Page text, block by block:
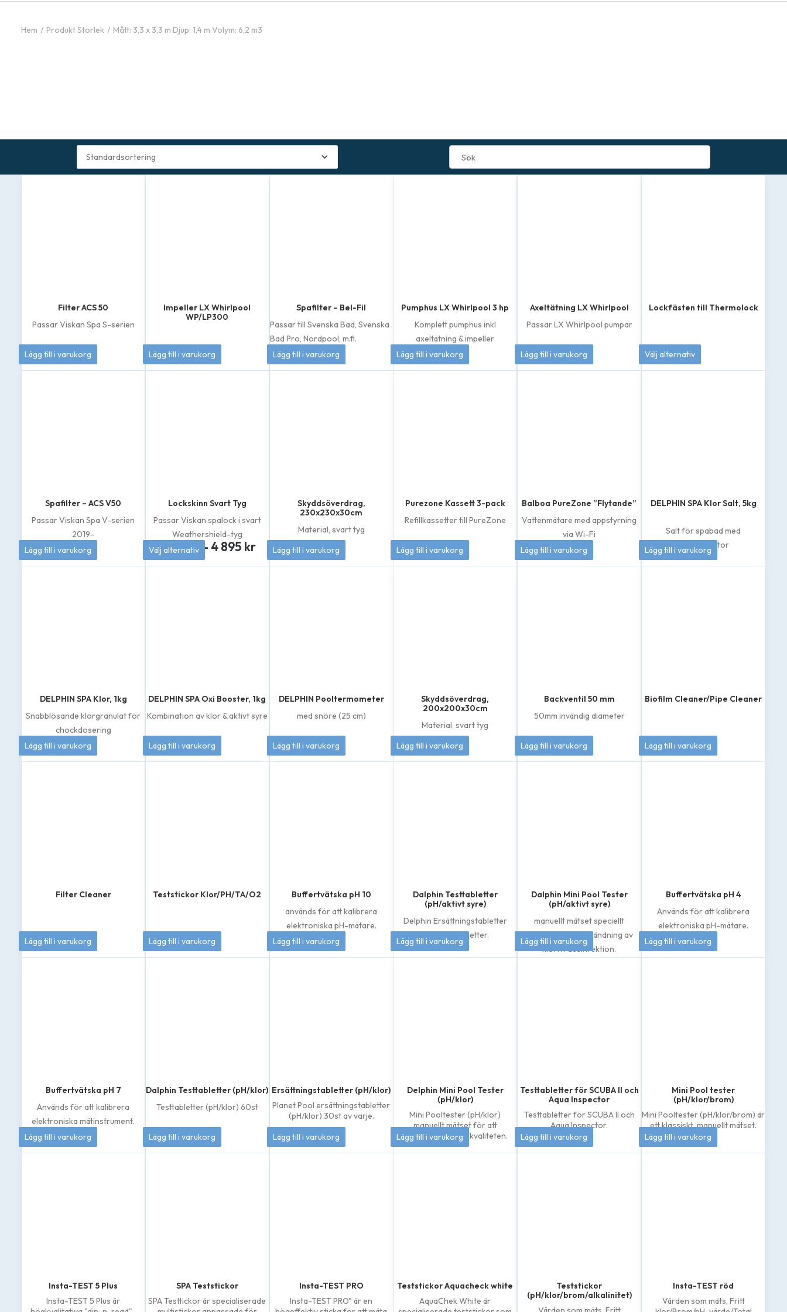
Hem Produkt Storlek Mått: 3,3 x 3,3 m Djup: 1,4 m Volym: 6,2 m3
Filter ACS 50
Passar Viskan Spa S-serien
449kr
Lägg till i varukorg
Impeller LX Whirlpool
WP/LP300
349kr
Lägg till i varukorg
Spafilter – Bel-Fil
Passar till Svenska Bad, Svenska
Bad Pro, Nordpool, m.fl.
399kr
Lägg till i varukorg
Pumphus LX Whirlpool 3 hp
Komplett pumphus inkl
axeltätning & impeller
1 049kr
Lägg till i varukorg
Axeltätning LX Whirlpool
Passar LX Whirlpool pumpar
249kr
Lägg till i varukorg
Lockfästen till Thermolock
189kr
Välj alternativ
Den
Spafilter – ACS V50
Passar Viskan Spa V-serien
2019-
519kr
Lägg till i varukorg
Lockskinn Svart Tyg
Passar Viskan spalock i svart
Weathershield-tyg
4 695kr – 4 895 krPrisintervall:
Välj alternativ
Den
Skyddsöverdrag,
230x230x30cm
Material, svart tyg
1 295kr
Lägg till i varukorg
Purezone Kassett 3-pack
Refillkassetter till PureZone
869kr
Lägg till i varukorg
Balboa PureZone ”Flytande”
Vattenmätare med appstyrning
via Wi-Fi
4 995kr
Lägg till i varukorg
DELPHIN SPA Klor Salt, 5kg
Salt för spabad med
saltklorinator
419kr
Lägg till i varukorg
DELPHIN SPA Klor, 1kg
Snabblösande klorgranulat för
chockdosering
262kr
Lägg till i varukorg
DELPHIN SPA Oxi Booster, 1kg
Kombination av klor & aktivt syre
389kr
Lägg till i varukorg
DELPHIN Pooltermometer
med snöre (25 cm)
60kr
Lägg till i varukorg
Skyddsöverdrag,
200x200x30cm
Material, svart tyg
895kr
Lägg till i varukorg
Backventil 50 mm
50mm invändig diameter
549kr
Lägg till i varukorg
Biofilm Cleaner/Pipe Cleaner
399kr
Lägg till i varukorg
Filter Cleaner
139kr
Lägg till i varukorg
Teststickor Klor/PH/TA/O2
179kr
Lägg till i varukorg
Buffertvätska pH 10
används för att kalibrera
elektroniska pH-mätare.
50kr
Lägg till i varukorg
Dalphin Testtabletter
(pH/aktivt syre)
Delphin Ersättningstabletter
totalt 60 tabletter.
155kr
Lägg till i varukorg
Dalphin Mini Pool Tester
(pH/aktivt syre)
manuellt mätset speciellt
framtaget för användning av
klorfri desinfektion.
133kr
Lägg till i varukorg
Buffertvätska pH 4
Används för att kalibrera
elektroniska pH-mätare.
50kr
Lägg till i varukorg
Buffertvätska pH 7
Används för att kalibrera
elektroniska mätinstrument.
50kr
Lägg till i varukorg
Dalphin Testtabletter (pH/klor)
Testtabletter (pH/klor) 60st
144kr
Lägg till i varukorg
Ersättningstabletter (pH/klor)
Planet Pool ersättningstabletter
(pH/klor) 30st av varje.
144kr
Lägg till i varukorg
Delphin Mini Pool Tester
(pH/klor)
Mini Pooltester (pH/klor)
manuellt mätset för att
kontrollera vattenkvaliteten.
133kr
Lägg till i varukorg
Testtabletter för SCUBA II och
Aqua Inspector
Testtabletter för SCUBA II och
Aqua Inspector.
206kr
Lägg till i varukorg
Mini Pool tester
(pH/klor/brom)
Mini Pooltester (pH/klor/brom) är
ett klassiskt, manuellt mätset.
133kr
Lägg till i varukorg
Insta-TEST 5 Plus
Insta-TEST 5 Plus är
SPA Teststickor
SPA Testtickor är specialiserade
Insta-TEST PRO
Insta-TEST PRO" är en
Teststickor Aquacheck white
AquaChek White är
Teststickor
(pH/klor/brom/alkalinitet)
Insta-TEST röd
Värden som mäts, Fritt